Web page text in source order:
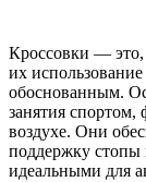
Кроссовки — это,
их
обоснованным.
занятия спортом,
воздухе. Они
поддержку стопы
идеальными для